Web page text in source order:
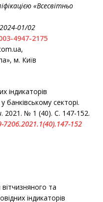
«Всесвітньо
01/02
4947-2175
м. Київ
індикаторів
банківському секторі.
. 2021. № 1 (40). С. 147-152.
152
та
індикаторів